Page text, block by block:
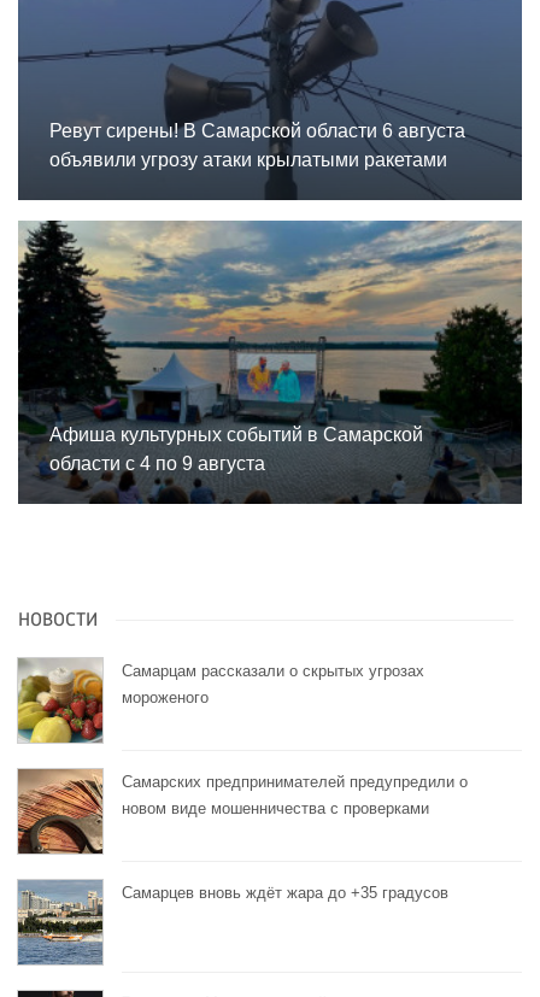
Ревут сирены! В Самарской области 6 августа
объявили угрозу атаки крылатыми ракетами
Афиша культурных событий в Самарской
области с 4 по 9 августа
НОВОСТИ
Самарцам рассказали о скрытых угрозах
мороженого
Самарских предпринимателей предупредили о
новом виде мошенничества с проверками
Самарцев вновь ждёт жара до +35 градусов